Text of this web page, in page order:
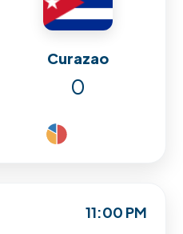
Curazao
0
11:00 PM